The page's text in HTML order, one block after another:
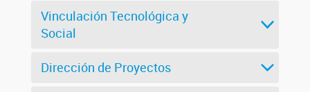
Vinculación Tecnológica y
Social
Dirección de Proyectos